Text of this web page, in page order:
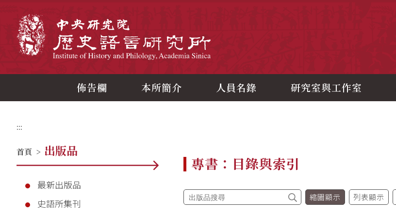
佈告欄 本所簡介 人員名錄 研究室與工作室
:::
首頁 > 出版品
最新出版品
史語所集刊
專書：目錄與索引
縮圖顯示 列表顯示